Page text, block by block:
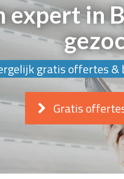
expert in
gratis offertes &
Gratis